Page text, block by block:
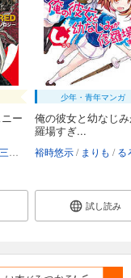
ー
三田誠 岩井恭平 林トモアキ
少年・青年マンガ
俺の彼女と幼なじ
羅場すぎ...
裕時悠示 まりも る
試し読み